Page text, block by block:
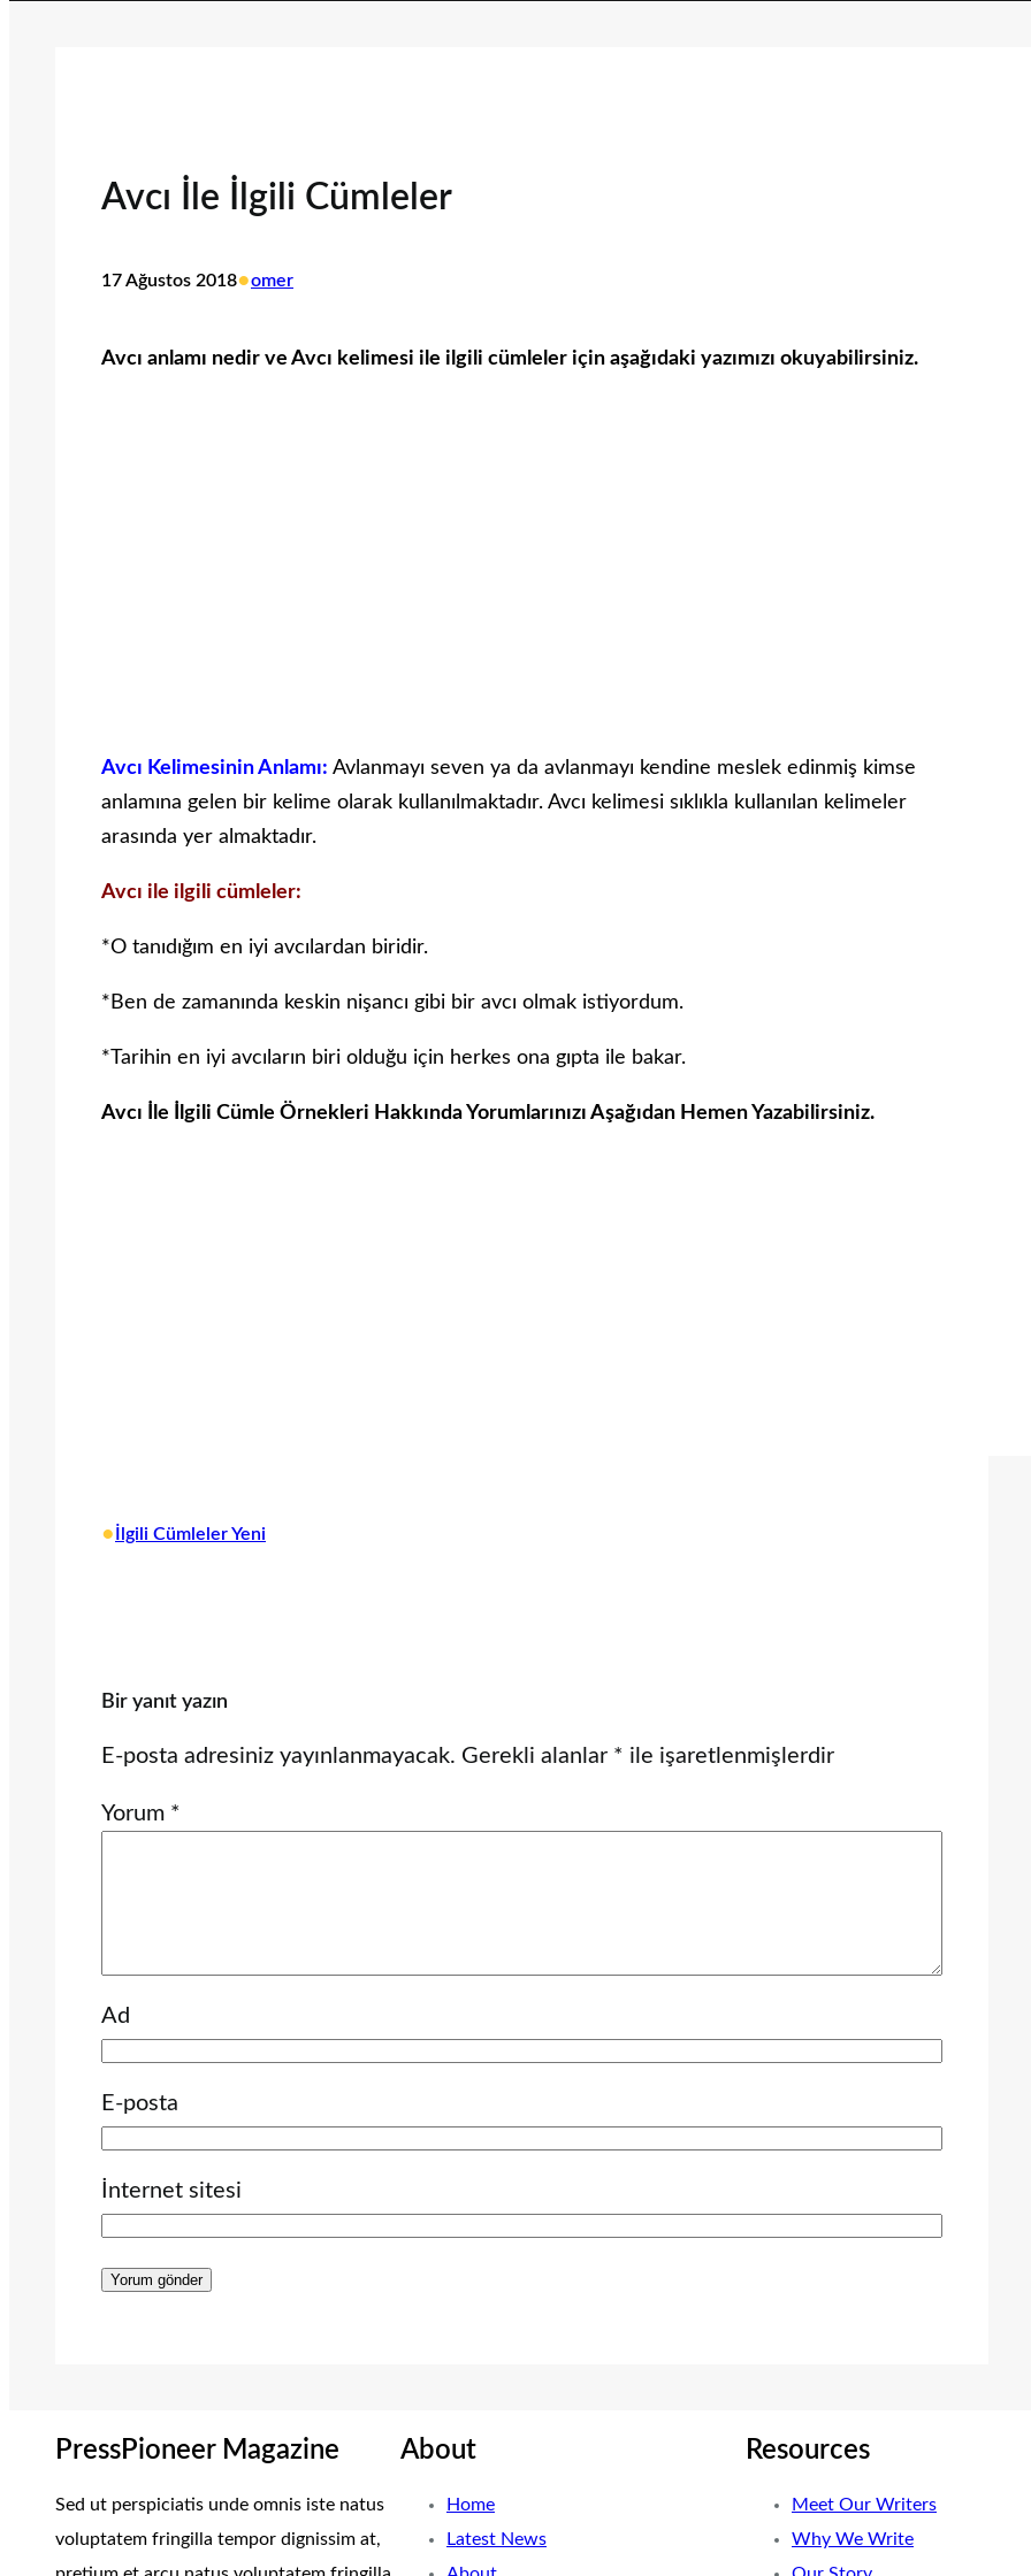
Avcı İle İlgili Cümleler
17 Ağustos 2018•omer
Avcı anlamı nedir ve Avcı kelimesi ile ilgili cümleler için aşağıdaki yazımızı okuyabilirsiniz.
Avcı Kelimesinin Anlamı: Avlanmayı seven ya da avlanmayı kendine meslek edinmiş kimse
anlamına gelen bir kelime olarak kullanılmaktadır. Avcı kelimesi sıklıkla kullanılan kelimeler
arasında yer almaktadır.
Avcı ile ilgili cümleler:
*O tanıdığım en iyi avcılardan biridir.
*Ben de zamanında keskin nişancı gibi bir avcı olmak istiyordum.
*Tarihin en iyi avcıların biri olduğu için herkes ona gıpta ile bakar.
Avcı İle İlgili Cümle Örnekleri Hakkında Yorumlarınızı Aşağıdan Hemen Yazabilirsiniz.
• İlgili Cümleler Yeni
Bir yanıt yazın
E-posta adresiniz yayınlanmayacak. Gerekli alanlar * ile işaretlenmişlerdir
Yorum *
Ad
E-posta
İnternet sitesi
PressPioneer Magazine
Sed ut perspiciatis unde omnis iste natus
voluptatem fringilla tempor dignissim at,
About
Home
Latest News
Resources
Meet Our Writers
Why We Write